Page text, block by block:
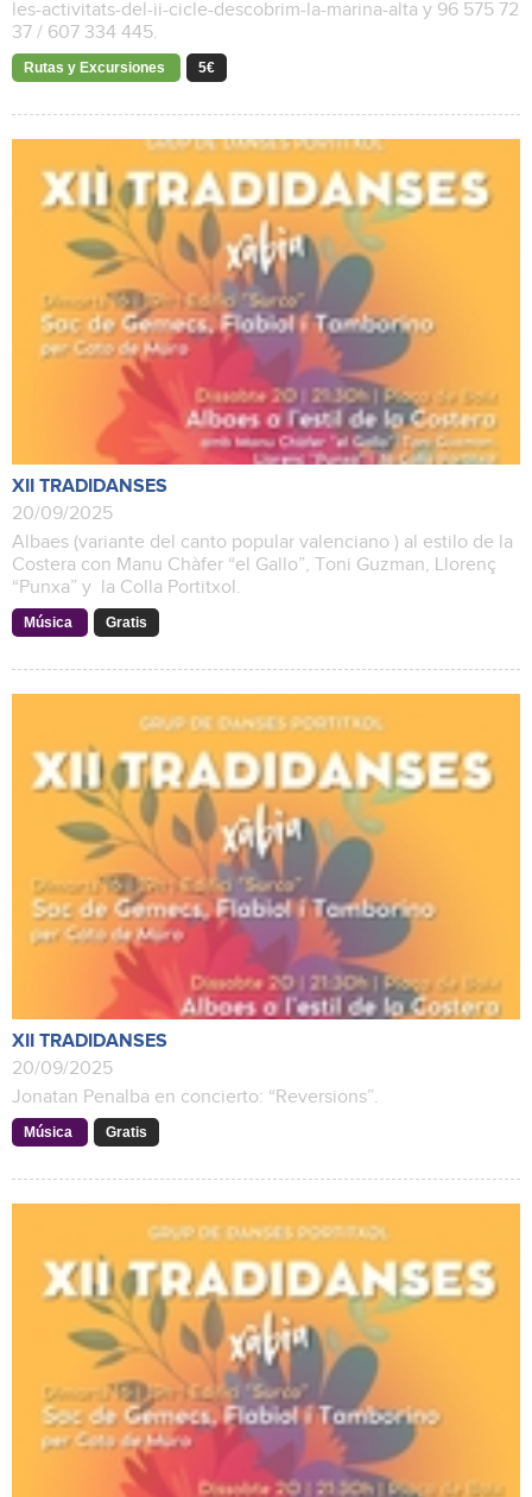
les-activitats-del-ii-cicle-descobrim-la-marina-alta y 96 575 72
37 / 607 334 445.
Rutas y Excursiones 5€
XII TRADIDANSES
20/09/2025
Albaes (variante del canto popular valenciano ) al estilo de la
Costera con Manu Chàfer “el Gallo”, Toni Guzman, Llorenç
“Punxa” y la Colla Portitxol.
Música Gratis
XII TRADIDANSES
20/09/2025
Jonatan Penalba en concierto: “Reversions”.
Música Gratis